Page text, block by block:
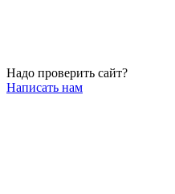
Надо проверить сайт?
Написать нам